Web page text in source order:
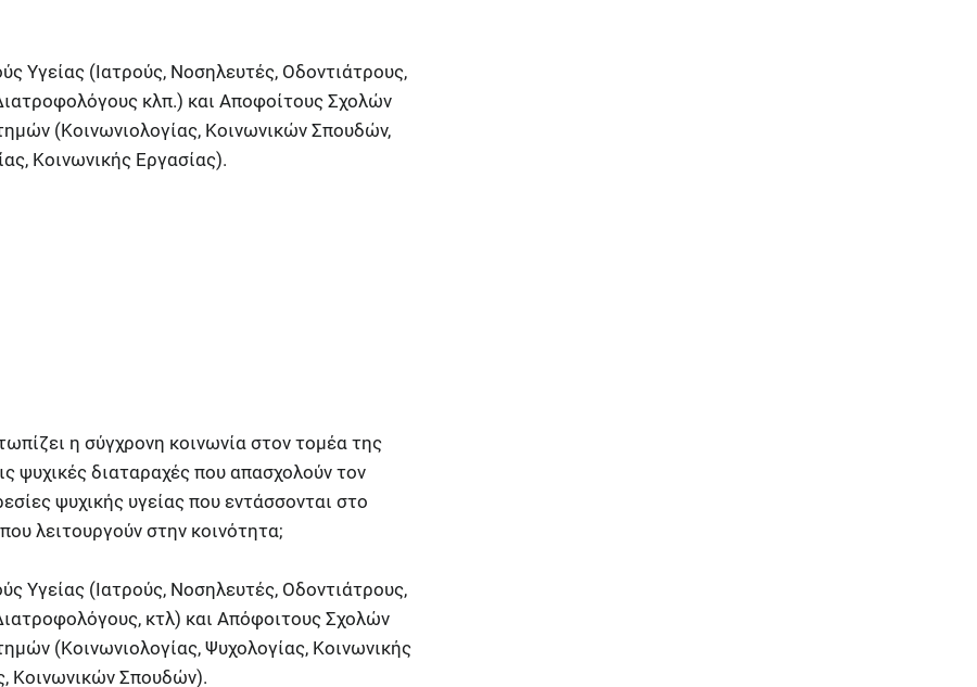
Υγείας (Ιατρούς, Νοσηλευτές, Οδοντιάτρους,
κλπ.) και Αποφοίτους Σχολών
(Κοινωνιολογίας, Κοινωνικών Σπουδών,
Κοινωνικής Εργασίας).
η σύγχρονη κοινωνία στον τομέα της
ψυχικές διαταραχές που απασχολούν τον
ψυχικής υγείας που εντάσσονται στο
λειτουργούν στην κοινότητα;
Υγείας (Ιατρούς, Νοσηλευτές, Οδοντιάτρους,
κτλ) και Απόφοιτους Σχολών
(Κοινωνιολογίας, Ψυχολογίας, Κοινωνικής
Κοινωνικών Σπουδών).